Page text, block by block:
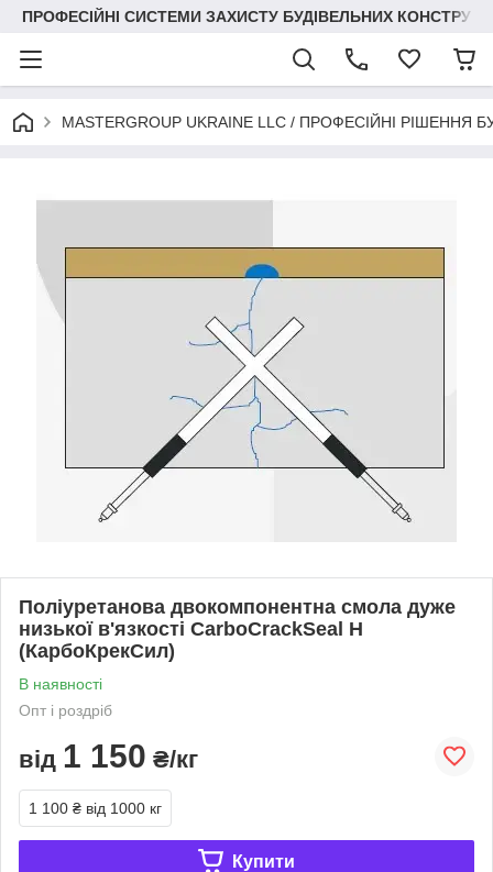
ПРОФЕСІЙНІ СИСТЕМИ ЗАХИСТУ БУДІВЕЛЬНИХ КОНСТРУКЦІЙ
MASTERGROUP UKRAINE LLC / ПРОФЕСІЙНІ РІШЕННЯ
Поліуретанова двокомпонентна смола дуже
низької в'язкості CarboCrackSeal H
(КарбоКрекСил)
В наявності
Опт і роздріб
від 1 150 ₴/кг
1 100 ₴ від 1000 кг
Купити